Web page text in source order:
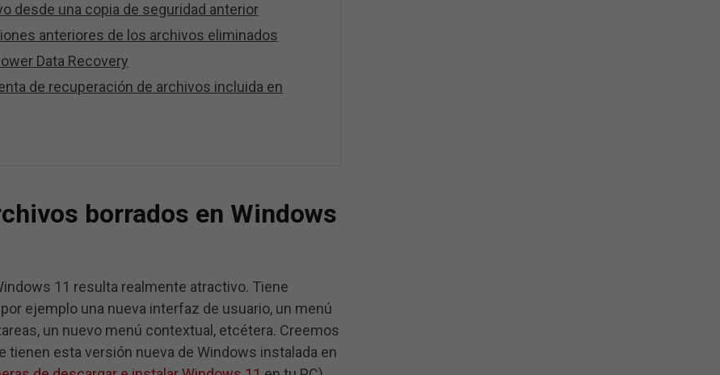
desde una copia de seguridad anterior
anteriores de los archivos eliminados
Data Recovery
de recuperación de archivos incluida en
borrados en Windows
11 resulta realmente atractivo. Tiene
ejemplo una nueva interfaz de usuario, un menú
un nuevo menú contextual, etcétera. Creemos
tienen esta versión nueva de Windows instalada en